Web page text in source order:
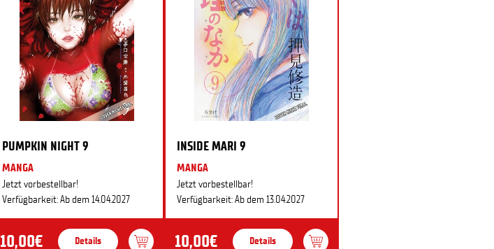
PUMPKIN NIGHT 9
MANGA
Jetzt vorbestellbar!
Verfügbarkeit: Ab dem 14.04.2027
10,00€ Details
INSIDE MARI 9
MANGA
Jetzt vorbestellbar!
Verfügbarkeit: Ab dem 13.04.2027
10,00€ Details